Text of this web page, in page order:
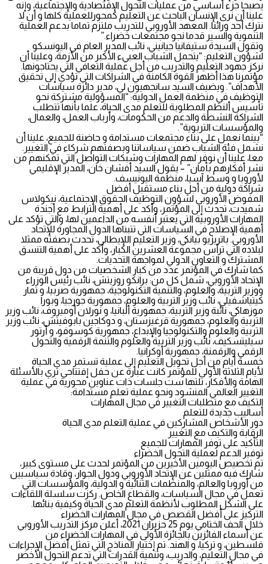
يصبحا جزء أساسي من عمليات التحول الإقتصادية والإجتماعية، وإنه
علينا أن نرى الإنسان الباحث عن التعليم كمحورللعملية كلها و أن لا
نترك أحد ورائنا. المعهد الأوروبي للتدريب ملتزم تماما بدعم العملية
التنموية والسير قدما نجو مجتمعات خضراء.”
وتقول السيدة ستيفانيا جيانيني، نائب المدير العام في اليونسكو
لشؤون التعليم: “يتحمل الشباب العبيء الأكبر من الأزمة، وعلينا أن
نركز جهود التعليم والتدريب من أجل عملية التعافي التي يحتاجونها.
مؤتمرنا هذا أظهر القوة الكامنة في الشراكات التي تؤدي إلى تحقيق
الأهداف”. ويضيف السيد سانجهيون لي، مدير دائرة سياسات
التوظيف في منظمة العمل الدولية: “المسؤولية مشتركة نحو
تأسيس ألنظم المطلوبة للتعلم مدى الحياة، علما بأنها تتطلب
الشراكة النشطة والدعم من الحكومات، وأرباب العمل، والعمال،
والمؤسسات التربوية”.
“بينما نعمل على بناء مجتمعات مستدامة و حاضنة للجميع، علينا أن
نشمل فئة الشباب ضمن سياساتنا وبصفتهم شركاء في التغيير.
معا، علينا أن نوفر لهم المهارات وشبكات التواصل التي تمكنهم من
نشر أفكارهم بأمان” – يقول السيد أفشان خان، المدير الإقليمي
لأوروبا و وسط آسيا، منظمة اليونيسف.
شراكة دولية من أجل بناء مستقبل أفضل
المفوض الأوروبي لشؤون التوظيف الحقوق الإجتماعية، نيكولاس
شميدت، تحدث إلى المؤتمر، وأكد على أهمية الترابط مع أجندة
المهارات الأوروبية التي يعتبر أنفسه من الداعمين لها، والتي تؤكد على
أهمية الإصلاح في السياسات التي تتبناها الدول المجاورة للإتحاد
الأوروبي. باتريزيو بيانكي، وزير التعليم اللإيطالي، تحدث بصفته ممثلا
لبلاده التي ترأس مجموعة العشرين الكبار، وأكد على أهمية التنسق
المشترك و التعاون الدولي لمواجهة التحديات.
كما شارك في المؤتمر عدد من كبار الشخصيات من دول قريبة من
الإتحاد الأوروبي، شمل كل من: برانكو روزيتش، نائب رئيس الوزراء
ووزير التربية، والعلوم، والتنمية التكنولوجية، جمهورية صربيا، و تمار
كيتياشفيلي، نائب وزير التربية والعلوم، جمهورية جورجيا، وبورا
موزهاكي، نائبة وزير التربية، جمهورية ألبانيا، و نورلان أوميروف، نائب وزير
التربية والعلوم، جمهورية قرغيزستان، و دوكاجين بابوفيتش، نائب وزير
التربية والعلوم والتكنولوجيا والإبداع، جمهورية كوسوفو، و أرتور
سيليتسكيف، نائب وزير التربية والعلوم والتنمة الرقمية والتحول
الرقمي والرقمنة، جمهورية أوكرانيا.
خمسة أيام من أجل تحويل التعليم إلى عملية تستمر مدى الحياة
لأيام الثلاثة الأولى للمؤتمر كانت عبارة عن حفل إفتتاحي ثري بالأسئلة
الهامة والأفكار، تلتها ست جلسات ذات عناوين محورية في عملية
التغيير العالمي المنشود ونحو عملية تعلم مستدامة:
التكيف مع متطلبات التغيير في مجال المهارات
أساليب جديدة للتعلم
دور الأشخاص المشاركين في عملية التعلم مدى الحياة
الرقابة والتكيف مع التغيير
التأكيد على توفر المهارات للجميع
توفير الدعم لعملية التحول الخضراء
تم تخصيص اليومين الأخيرين من المؤتمر لحدث على مستوى كبير،
شارك فيه ممثلين عن الإتحاد الأوروبي ودول الجوار، وقادة سياسيين
من أوروبا والعالم، والمنظمات الثنائية و الدولية، والمؤسسات التي
تعمل في مجال السياسات، والقطاع الخاص. ركزت سلسلة اللقاءات
على الشكل المطلوب لأنظمة التعلم مدى الحياة وكيفية بنائها.
التركيز على أفضل القصص في مجال المهارات الخضراء
خلال الحف الختامي يوم 25 حزيران 2021، أعلن مركز التدريب الأوروبي
عن أسماء الفائزين بالجائزة الأولى في المهارات الخضراء من
فلسطين، و تركيا، و الهند. تم إختيار المناذج التي تمثل أفضل الإجراءات
في مجال التعليم، والدريب، وتنمية القدرات التي تدعم التحول الأخضر